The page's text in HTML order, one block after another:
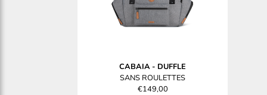
CABAIA- DUFFLE
SANS ROULETTES
€149,00